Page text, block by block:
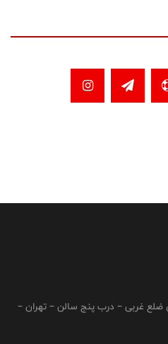
ضلع غربی – درب پنج سالن – تهران –